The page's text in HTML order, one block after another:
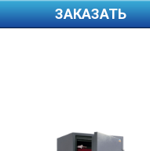
ЗАКАЗАТЬ